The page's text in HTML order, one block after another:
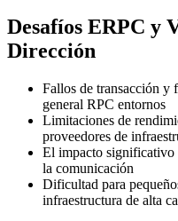
Desafíos ERPC y
Dirección
Fallos de transacción y
general RPC entornos
Limitaciones de
proveedores de
El impacto significativo
la comunicación
Dificultad para
infraestructura de alta